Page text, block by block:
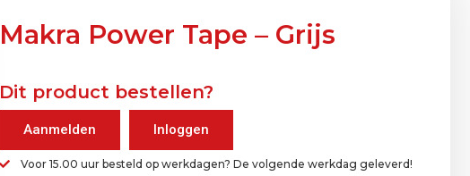
Makra Power Tape – Grijs
Dit product bestellen?
Aanmelden Inloggen
Voor 15.00 uur besteld op werkdagen? De volgende werkdag geleverd!